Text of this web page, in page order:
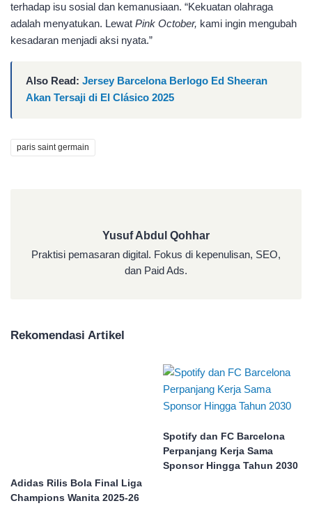
terhadap isu sosial dan kemanusiaan. “Kekuatan olahraga
adalah menyatukan. Lewat Pink October, kami ingin mengubah
kesadaran menjadi aksi nyata.”
Also Read: Jersey Barcelona Berlogo Ed Sheeran
Akan Tersaji di El Clásico 2025
paris saint germain
Yusuf Abdul Qohhar
Praktisi pemasaran digital. Fokus di kepenulisan, SEO,
dan Paid Ads.
Rekomendasi Artikel
Adidas Rilis Bola Final Liga
Champions Wanita 2025-26
Spotify dan FC Barcelona
Perpanjang Kerja Sama
Sponsor Hingga Tahun 2030